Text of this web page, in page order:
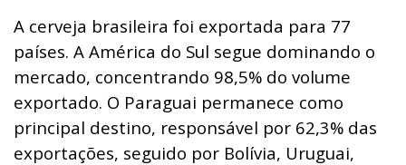
A cerveja brasileira foi exportada para 77
países. A América do Sul segue dominando o
mercado, concentrando 98,5% do volume
exportado. O Paraguai permanece como
principal destino, responsável por 62,3% das
exportações, seguido por Bolívia, Uruguai,